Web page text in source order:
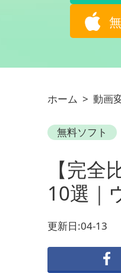
ホーム > 動画
無料ソフト
【完
10選｜
更新日:04-13